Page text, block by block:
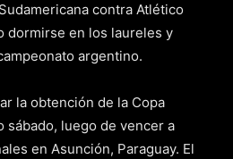
contra Atlético
dormirse en los laureles y
argentino.
la obtención de la Copa
sábado, luego de vencer a
en Asunción, Paraguay. El